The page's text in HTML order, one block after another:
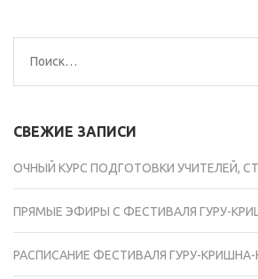
Найти:
СВЕЖИЕ ЗАПИСИ
ОЧНЫЙ КУРС ПОДГОТОВКИ УЧИТЕЛЕЙ,
ПРЯМЫЕ ЭФИРЫ С ФЕСТИВАЛЯ ГУРУ-
РАСПИСАНИЕ ФЕСТИВАЛЯ ГУРУ-КРИШНА-